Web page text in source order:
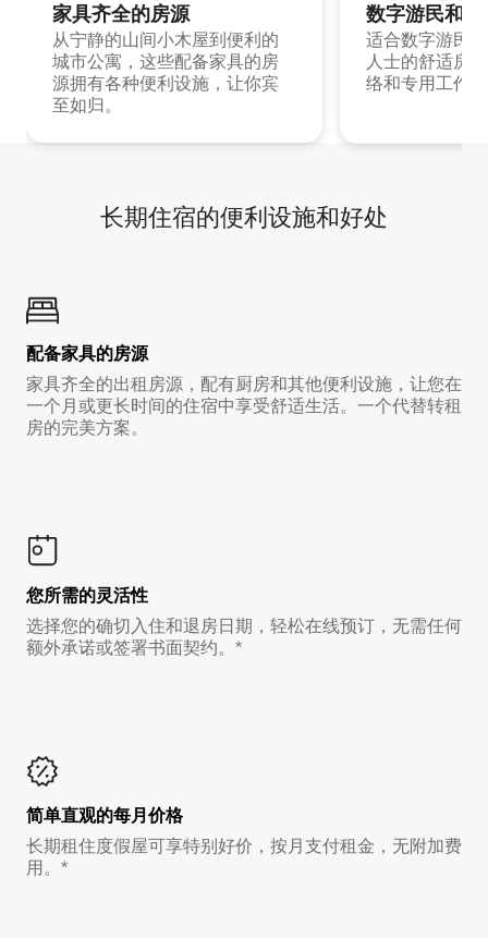
家具齐全的房源
从宁静的山间小木屋到便利的
城市公寓，这些配备家具的房
源拥有各种便利设施，让你宾
至如归。
数字游民和
适合数字游民
人士的舒适房
络和专用工作
长期住宿的便利设施和好处
配备家具的房源
家具齐全的出租房源，配有厨房和其他便利设施，让您在
一个月或更长时间的住宿中享受舒适生活。一个代替转租
房的完美方案。
您所需的灵活性
选择您的确切入住和退房日期，轻松在线预订，无需任何
额外承诺或签署书面契约。*
简单直观的每月价格
长期租住度假屋可享特别好价，按月支付租金，无附加费
用。*